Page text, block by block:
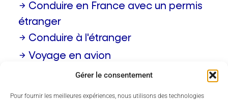
Gérer le consentement
Pour fournir les meilleures expériences, nous utilisons des technologies
Conduire en France avec un permis
étranger
Conduire à l'étranger
Voyage en avion
Cartes de transport